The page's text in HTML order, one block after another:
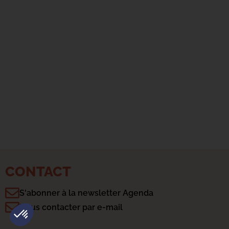
Axeptio consent
Plateforme de Gestion du Consentement : Personnalisez vos
Notre plateforme vous permet d'adapter et de gérer vos
CONTACT
S'abonner à la newsletter Agenda
Nous contacter par e-mail